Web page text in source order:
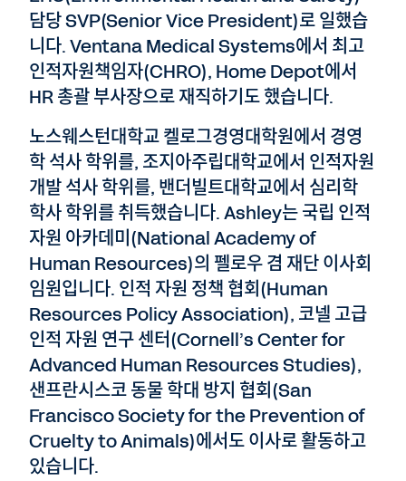
담당 SVP(Senior Vice President)로 일했습
니다. Ventana Medical Systems에서 최고
인적자원책임자(CHRO), Home Depot에서
HR 총괄 부사장으로 재직하기도 했습니다.
노스웨스턴대학교 켈로그경영대학원에서 경영
학 석사 학위를, 조지아주립대학교에서 인적자원
개발 석사 학위를, 밴더빌트대학교에서 심리학
학사 학위를 취득했습니다. Ashley는 국립 인적
자원 아카데미(National Academy of
Human Resources)의 펠로우 겸 재단 이사회
임원입니다. 인적 자원 정책 협회(Human
Resources Policy Association), 코넬 고급
인적 자원 연구 센터(Cornell’s Center for
Advanced Human Resources Studies),
샌프란시스코 동물 학대 방지 협회(San
Francisco Society for the Prevention of
Cruelty to Animals)에서도 이사로 활동하고
있습니다.